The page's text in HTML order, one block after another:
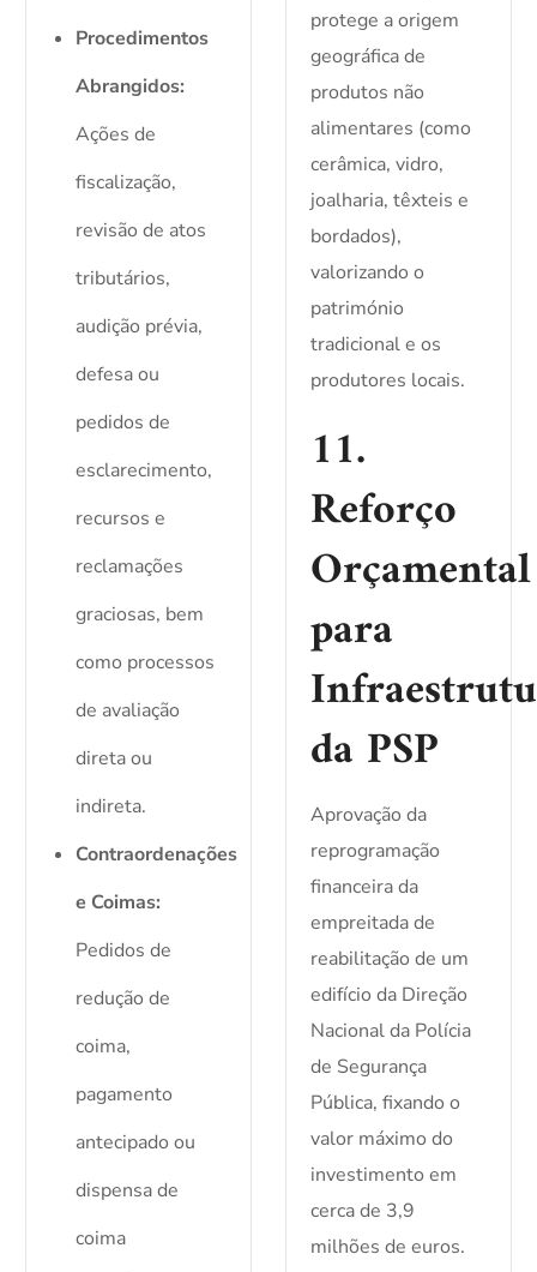
Procedimentos
Abrangidos:
Ações de
fiscalização,
revisão de atos
tributários,
audição prévia,
defesa ou
pedidos de
esclarecimento,
recursos e
reclamações
graciosas, bem
como processos
de avaliação
direta ou
indireta.
Contraordenações
e Coimas:
Pedidos de
redução de
coima,
pagamento
antecipado ou
dispensa de
coima
protege a origem
geográfica de
produtos não
alimentares (como
cerâmica, vidro,
joalharia, têxteis e
bordados),
valorizando o
património
tradicional e os
produtores locais.
11.
Reforço
Orçamental
para
da PSP
Aprovação da
reprogramação
financeira da
empreitada de
reabilitação de um
edifício da Direção
Nacional da Polícia
de Segurança
Pública, fixando o
valor máximo do
investimento em
cerca de 3,9
milhões de euros.